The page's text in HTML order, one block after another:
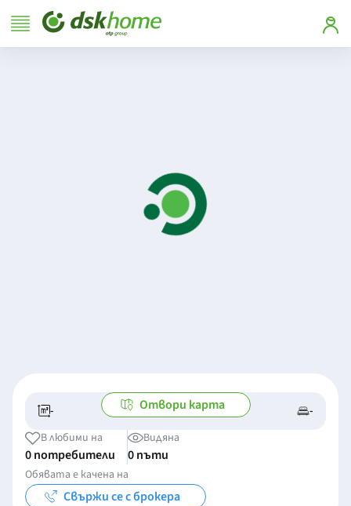
- -/- -
Отвори карта
В любими на
0 потребители
Видяна
0 пъти
Обявата е качена на
Свържи се с брокера